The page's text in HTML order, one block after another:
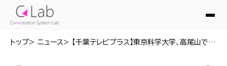
トップ ニュース 【千葉テレビプラス】東京科学大学、高尾山で歩行アシストロボットを活用した観光ツアーを実施（20260702）